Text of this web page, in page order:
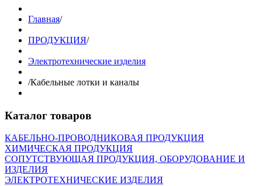
Главная/
ПРОДУКЦИЯ/
Электротехнические изделия
/Кабельные лотки и каналы
Каталог товаров
КАБЕЛЬНО-ПРОВОДНИКОВАЯ ПРОДУКЦИЯ
ХИМИЧЕСКАЯ ПРОДУКЦИЯ
СОПУТСТВУЮЩАЯ ПРОДУКЦИЯ, ОБОРУДОВАНИЕ И
ИЗДЕЛИЯ
ЭЛЕКТРОТЕХНИЧЕСКИЕ ИЗДЕЛИЯ